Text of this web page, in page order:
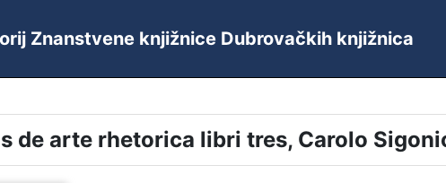
Znanstvene knjižnice Dubrovačkih knjižnica
de arte rhetorica libri tres, Carolo